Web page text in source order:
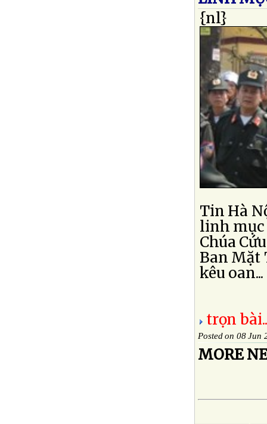
{nl}
Tin Hà
linh mục
Chúa
Ban Mặt
kêu oan...
trọn
Posted on 08 Jun
MORE